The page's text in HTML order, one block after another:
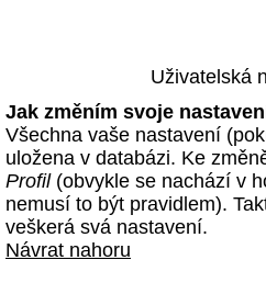
Uživatelská
Jak změním svoje
Všechna vaše nastavení
uložena v databázi. Ke
Profil(obvykle se nachází v
nemusí to být pravidlem).
veškerá svá nastavení.
Návrat nahoru